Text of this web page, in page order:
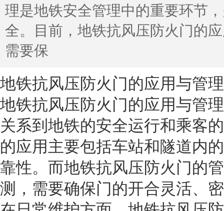
理是地铁安全管理中的重要环节
全。目前，地铁抗风压防火门的
需要保
地铁抗风压防火门的应用与管理
地铁抗风压防火门的应用与管
关系到地铁的安全运行和乘客
的应用主要包括车站和隧道内
靠性。而地铁抗风压防火门的
测，需要确保门的开合灵活、